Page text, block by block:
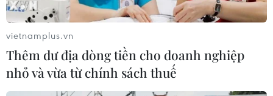
05/08/2026 23:16
Hội đồng Bảo an đánh giá về mối đe
dọa của IS đối với hòa bình, an ninh
vietnamplus.vn
Thêm dư địa dòng tiền cho doanh nghiệp
nhỏ và vừa từ chính sách thuế